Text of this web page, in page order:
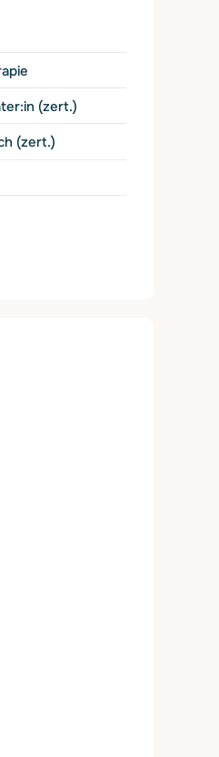
(zert.)
(zert.)